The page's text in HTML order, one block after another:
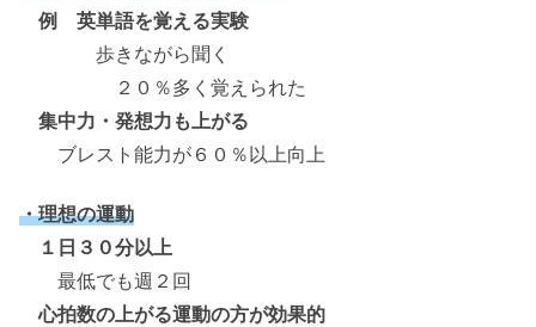
例 英単語を覚える実験
歩きながら聞く
２０％多く覚えられた
集中力・発想力も上がる
ブレスト能力が６０％以上向上
・理想の運動
１日３０分以上
最低でも週２回
心拍数の上がる運動の方が効果的